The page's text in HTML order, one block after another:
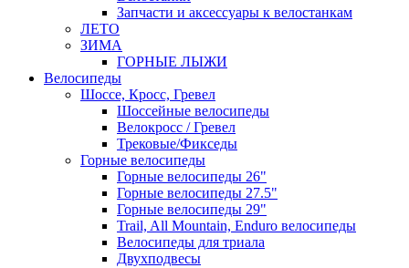
Запчасти и аксессуары к велостанкам
ЛЕТО
ЗИМА
ГОРНЫЕ ЛЫЖИ
Велосипеды
Шоссе, Кросс, Гревел
Шоссейные велосипеды
Велокросс / Гревел
Трековые/Фикседы
Горные велосипеды
Горные велосипеды 26"
Горные велосипеды 27.5"
Горные велосипеды 29"
Trail, All Mountain, Enduro велосипеды
Велосипеды для триала
Двухподвесы